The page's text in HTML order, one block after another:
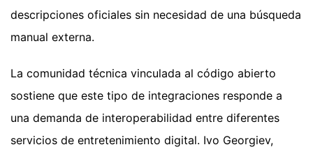
descripciones oficiales sin necesidad de una búsqueda
manual externa.
La comunidad técnica vinculada al código abierto
sostiene que este tipo de integraciones responde a
una demanda de interoperabilidad entre diferentes
servicios de entretenimiento digital. Ivo Georgiev,